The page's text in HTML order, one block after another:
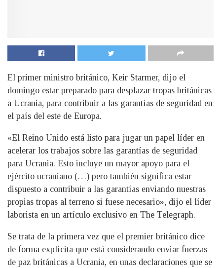
El primer ministro británico, Keir Starmer, dijo el
domingo estar preparado para desplazar tropas británicas
a Ucrania, para contribuir a las garantías de seguridad en
el país del este de Europa.
«El Reino Unido está listo para jugar un papel líder en
acelerar los trabajos sobre las garantías de seguridad
para Ucrania. Esto incluye un mayor apoyo para el
ejército ucraniano (…) pero también significa estar
dispuesto a contribuir a las garantías enviando nuestras
propias tropas al terreno si fuese necesario», dijo el líder
laborista en un artículo exclusivo en The Telegraph.
Se trata de la primera vez que el premier británico dice
de forma explícita que está considerando enviar fuerzas
de paz británicas a Ucrania, en unas declaraciones que se